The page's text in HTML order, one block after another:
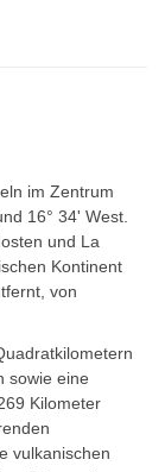
im Zentrum
16° 34' West.
und La
Kontinent
von
sowie eine
Kilometer
vulkanischen